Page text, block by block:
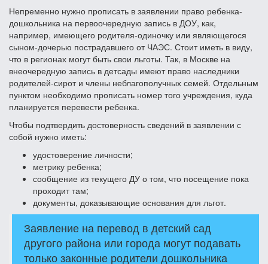
Непременно нужно прописать в заявлении право ребенка-
дошкольника на первоочередную запись в ДОУ, как,
например, имеющего родителя-одиночку или являющегося
сыном-дочерью пострадавшего от ЧАЭС. Стоит иметь в виду,
что в регионах могут быть свои льготы. Так, в Москве на
внеочередную запись в детсады имеют право наследники
родителей-сирот и члены неблагополучных семей. Отдельным
пунктом необходимо прописать номер того учреждения, куда
планируется перевести ребенка.
Чтобы подтвердить достоверность сведений в заявлении с
собой нужно иметь:
удостоверение личности;
метрику ребенка;
сообщение из текущего ДУ о том, что посещение пока
проходит там;
документы, доказывающие основания для льгот.
Заявление на перевод в детский сад
другого района или города могут подавать
только законные родители дошкольника